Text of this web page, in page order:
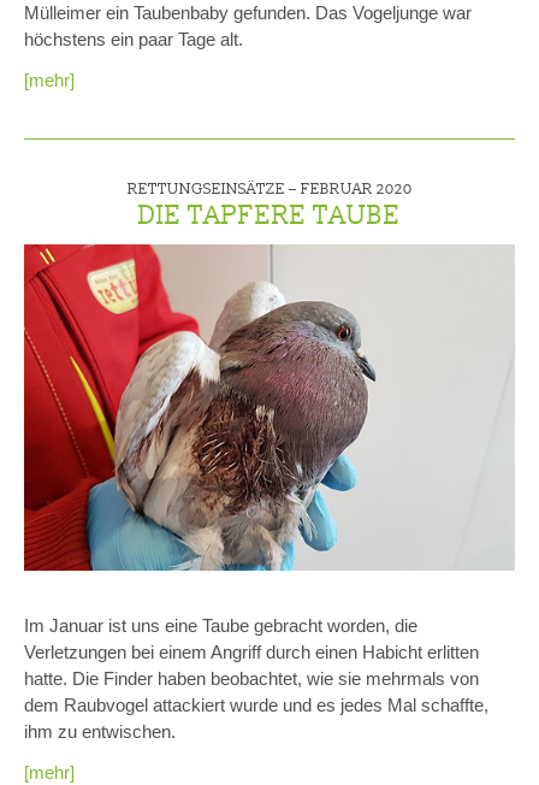
Mülleimer ein Taubenbaby gefunden. Das Vogeljunge war
höchstens ein paar Tage alt.
[mehr]
RETTUNGSEINSÄTZE – FEBRUAR 2020
DIE TAPFERE TAUBE
Im Januar ist uns eine Taube gebracht worden, die
Verletzungen bei einem Angriff durch einen Habicht erlitten
hatte. Die Finder haben beobachtet, wie sie mehrmals von
dem Raubvogel attackiert wurde und es jedes Mal schaffte,
ihm zu entwischen.
[mehr]